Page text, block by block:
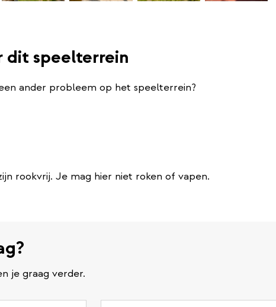
dit speelterrein
ander probleem op het speelterrein?
rookvrij. Je mag hier niet roken of vapen.
je graag verder.